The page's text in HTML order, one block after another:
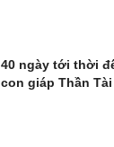
40 ngày tới thời
con giáp Thần